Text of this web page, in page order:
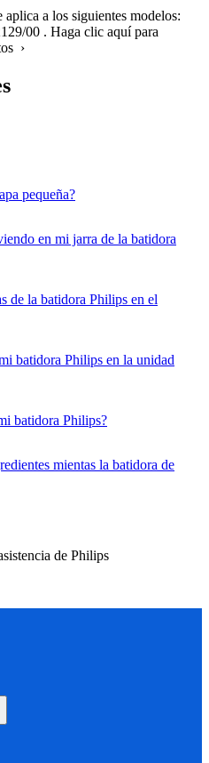
a los siguientes modelos:
00 . Haga clic aquí para
›
pequeña?
en mi jarra de la batidora
de la batidora Philips en el
batidora Philips en la unidad
batidora Philips?
mientas la batidora de
de Philips